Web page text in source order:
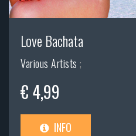
Love Bachata
Various Artists ;
€ 4,99
INFO